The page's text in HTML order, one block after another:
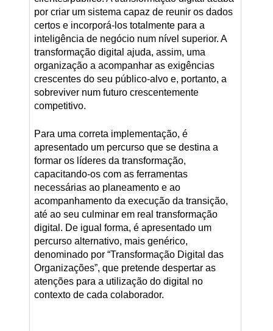
por criar um sistema capaz de reunir os dados
certos e incorporá-los totalmente para a
inteligência de negócio num nível superior. A
transformação digital ajuda, assim, uma
organização a acompanhar as exigências
crescentes do seu público-alvo e, portanto, a
sobreviver num futuro crescentemente
competitivo.
Para uma correta implementação, é
apresentado um percurso que se destina a
formar os líderes da transformação,
capacitando-os com as ferramentas
necessárias ao planeamento e ao
acompanhamento da execução da transição,
até ao seu culminar em real transformação
digital. De igual forma, é apresentado um
percurso alternativo, mais genérico,
denominado por “Transformação Digital das
Organizações”, que pretende despertar as
atenções para a utilização do digital no
contexto de cada colaborador.